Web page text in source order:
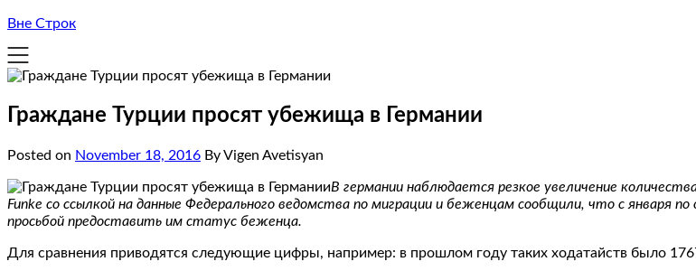
Вне Строк
Граждане Турции просят убежища в Германии
Posted on November 18, 2016 By Vigen Avetisyan
В германии наблюдается резкое увеличение
Funke со ссылкой на данные Федерального ведомства по миграции и беженцам сообщили, что с января
просьбой предоставить им статус беженца.
Для сравнения приводятся следующие цифры, например: в прошлом году таких ходатайств было